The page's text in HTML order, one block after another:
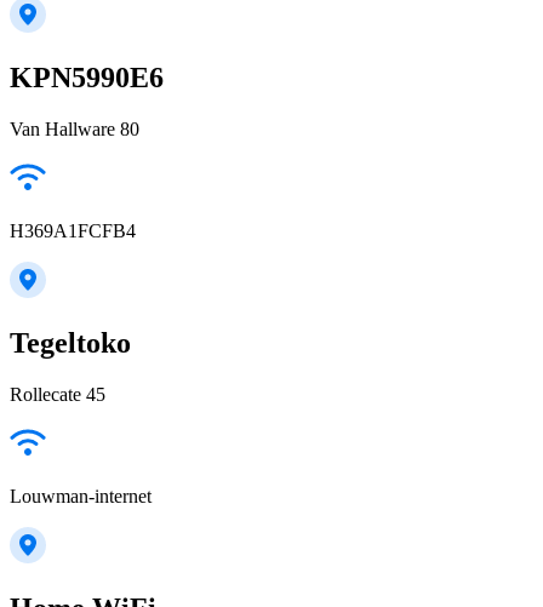
KPN5990E6
Van Hallware 80
H369A1FCFB4
Tegeltoko
Rollecate 45
Louwman-internet